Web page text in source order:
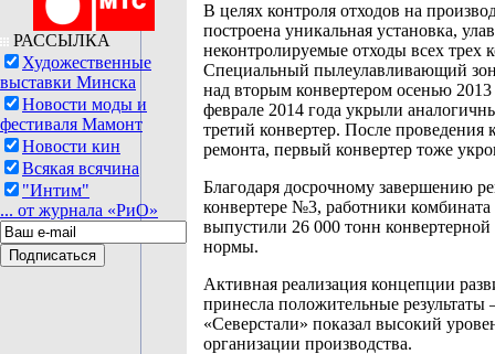
РАССЫЛКА
Художественные
выставки Минска
Новости моды и
фестиваля Мамонт
Новости кин
Всякая всячина
"Интим"
... от журнала «РиО»
В целях контроля отходов на
построена уникальная установка,
неконтролируемые отходы всех трех
Специальный пылеулавливающий
над вторым конвертером осенью 2013
феврале 2014 года укрыли
третий конвертер. После проведения
ремонта, первый конвертер тоже
Благодаря досрочному завершению
конвертере №3, работники
выпустили 26 000 тонн конвертерной
нормы.
Активная реализация концепции
принесла положительные результаты
«Северстали» показал высокий
организации производства.